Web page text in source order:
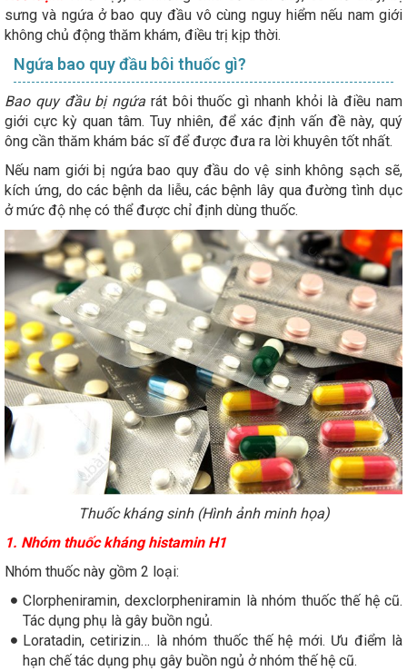
sưng và ngứa ở bao quy đầu vô cùng nguy hiểm nếu nam giới
không chủ động thăm khám, điều trị kịp thời.
Ngứa bao quy đầu bôi thuốc gì?
Bao quy đầu bị ngứa rát bôi thuốc gì nhanh khỏi là điều nam
giới cực kỳ quan tâm. Tuy nhiên, để xác định vấn đề này, quý
ông cần thăm khám bác sĩ để được đưa ra lời khuyên tốt nhất.
Nếu nam giới bị ngứa bao quy đầu do vệ sinh không sạch sẽ,
kích ứng, do các bệnh da liễu, các bệnh lây qua đường tình dục
ở mức độ nhẹ có thể được chỉ định dùng thuốc.
Thuốc kháng sinh (Hình ảnh minh họa)
1. Nhóm thuốc kháng histamin H1
Nhóm thuốc này gồm 2 loại:
Clorpheniramin, dexclorpheniramin là nhóm thuốc thế hệ cũ.
Tác dụng phụ là gây buồn ngủ.
Loratadin, cetirizin… là nhóm thuốc thế hệ mới. Ưu điểm là
hạn chế tác dụng phụ gây buồn ngủ ở nhóm thế hệ cũ.